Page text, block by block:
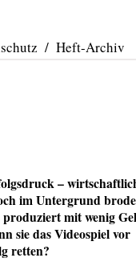
/ Heft-Archiv
–
im Untergrund
mit wenig
sie das Videospiel vor
retten?